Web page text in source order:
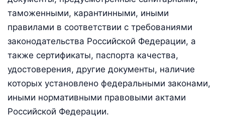
таможенными, карантинными, иными
правилами в соответствии с требованиями
законодательства Российской Федерации, а
также сертификаты, паспорта качества,
удостоверения, другие документы, наличие
которых установлено федеральными законами,
иными нормативными правовыми актами
Российской Федерации.